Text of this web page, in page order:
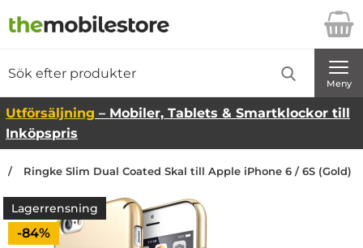
Startsidan för Danira Telecom AB
Meny
Utförsäljning – Mobiler, Tablets & Smartklockor till
Inköpspris
Ringke Slim Dual Coated Skal till Apple iPhone 6 / 6S (Gold)
Lagerrensning
Priset är nedsatt med
-84%